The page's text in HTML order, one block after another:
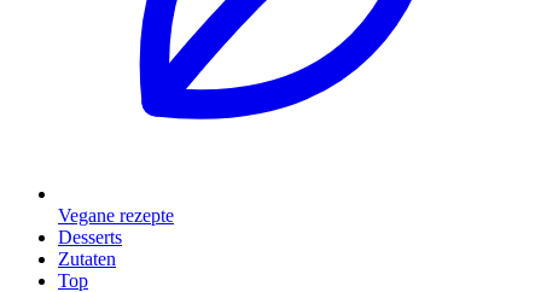
Vegane rezepte
Desserts
Zutaten
Top